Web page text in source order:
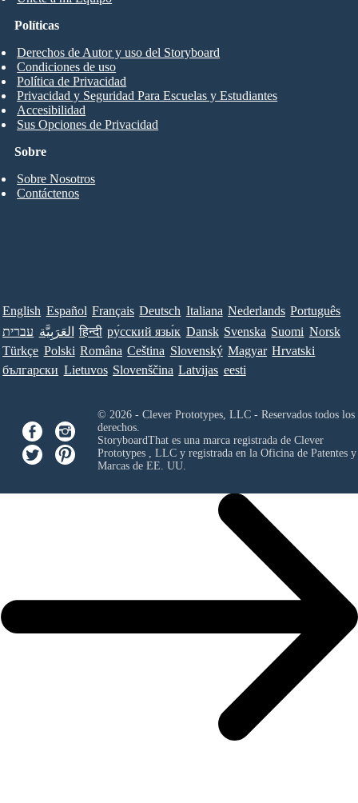
Sobre
Sobre Nosotros
Contáctenos
Políticas
Derechos de Autor y uso del Storyboard
Condiciones de uso
Política de Privacidad
Privacidad y Seguridad Para Escuelas y Estudiantes
Accesibilidad
Sus Opciones de Privacidad
English Español Français Deutsch Italiana Nederlands Português
עברית العَرَبِيَّة हिन्दी ру́сский язы́к Dansk Svenska Suomi Norsk
Türkçe Polski Româna Ceština Slovenský Magyar Hrvatski
български Lietuvos Slovenščina Latvijas eesti
© 2026 - Clever Prototypes, LLC - Reservados todos los
derechos.
StoryboardThat es una marca registrada de Clever
Prototypes , LLCy registrada en la Oficina de Patentes y
Marcas de EE. UU.